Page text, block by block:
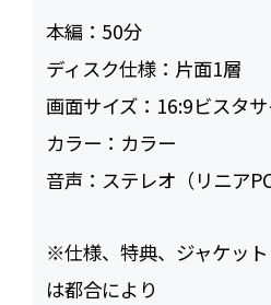
本編： 50
ディスク仕様： 片面1層
画面サイズ： 16:9ビスタ
カラー： カラー
音声： ステレオ（リニア
※仕様、特典、ジャケッ
は都合により